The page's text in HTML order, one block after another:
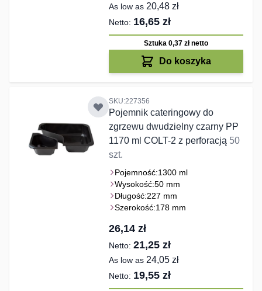
As low as 20,48 zł
16,65 zł
Sztuka 0,37 złnetto
Do koszyka
SKU:227356
Pojemnik cateringowy do
zgrzewu dwudzielny czarny PP
1170 ml COLT-2 z perforacją 50
szt.
Pojemność:1300 ml
Wysokość:50 mm
Długość:227 mm
Szerokość:178 mm
26,14 zł
21,25 zł
As low as 24,05 zł
19,55 zł